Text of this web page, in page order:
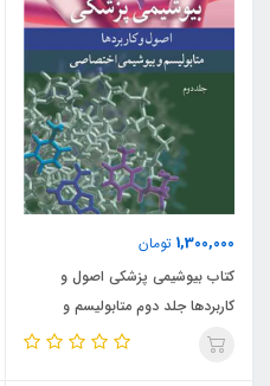
1,300,000 تومان
کتاب بیوشیمی پزشکی اصول و
کاربردها جلد دوم متابولیسم و
بیوشیمی اختصاصی (نشر آییژ)